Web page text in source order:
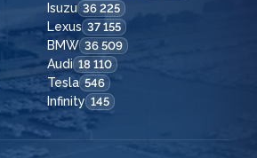
Isuzu 36 225
Lexus 37 155
BMW 36 509
Audi 18 110
Tesla 546
Infinity 145